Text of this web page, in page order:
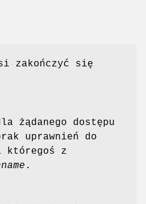
zakończyć się
żądanego dostępu
uprawnień do
któregoś z
.